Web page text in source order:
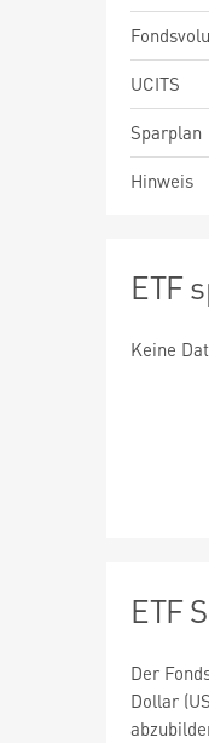
UCITS
Sparplan
Hinweis
ETF
Keine
ETF
Der
Dollar